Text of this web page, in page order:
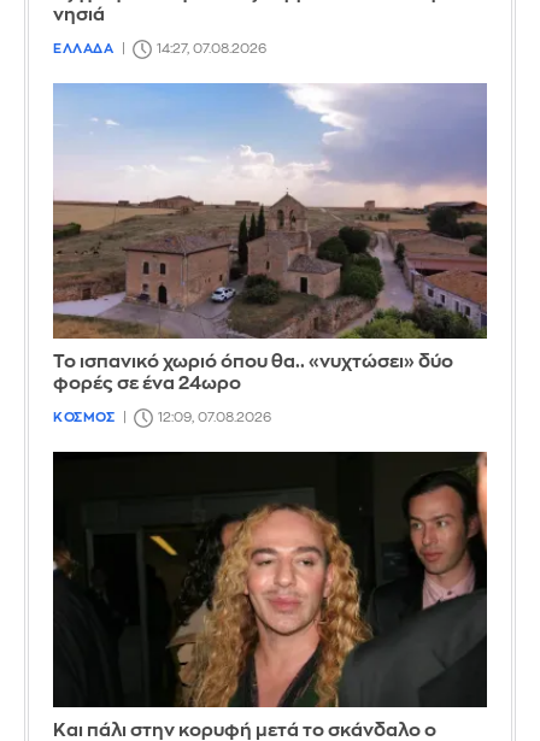
νησιά
ΕΛΛΑΔΑ 14:27, 07.08.2026
Το ισπανικό χωριό όπου θα.. «νυχτώσει» δύο
φορές σε ένα 24ωρο
ΚΟΣΜΟΣ 12:09, 07.08.2026
Και πάλι στην κορυφή μετά το σκάνδαλο ο